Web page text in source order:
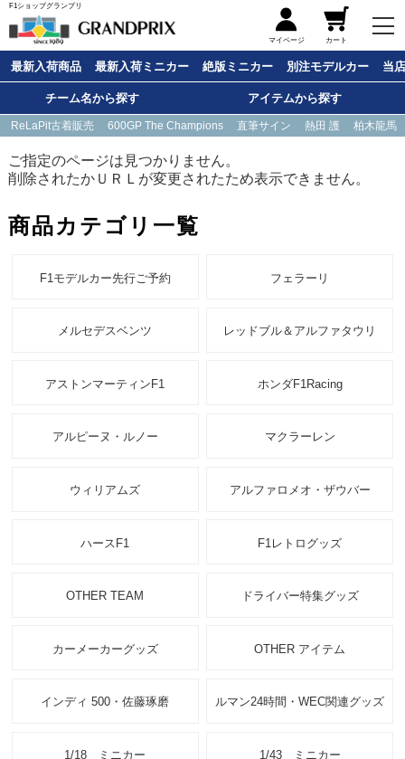
F1ショップグランプリ
マイページ カート
最新入荷商品 最新入荷ミニカー 絶版ミニカー 別注モデルカー 当
チーム名から探す アイテムから探す
ReLaPit古着販売 600GP The Champions 直筆サイン 熱田 護 柏木龍馬
ご指定のページは見つかりません。
削除されたかＵＲＬが変更されたため表示できません。
商品カテゴリ一覧
F1モデルカー先行ご予約 フェラーリ
メルセデスベンツ レッドブル＆アルファタウリ
アストンマーティンF1 ホンダF1Racing
アルピーヌ・ルノー マクラーレン
ウィリアムズ アルファロメオ・ザウバー
ハースF1 F1レトログッズ
OTHER TEAM ドライバー特集グッズ
カーメーカーグッズ OTHER アイテム
インディ 500・佐藤琢磨 ルマン24時間・WEC関連グッズ
1/18 ミニカー 1/43 ミニカー